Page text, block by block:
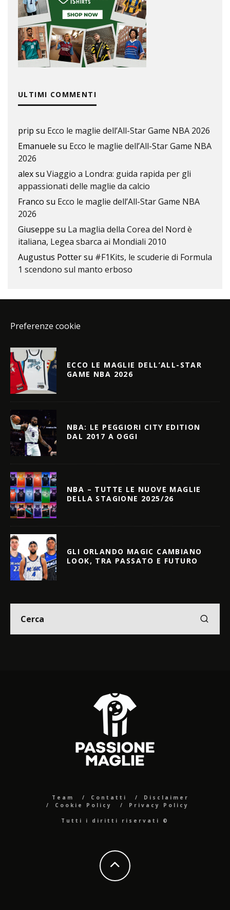
ULTIMI COMMENTI
prip su Ecco le maglie dell’All-Star Game NBA 2026
Emanuele su Ecco le maglie dell’All-Star Game NBA
2026
alexsu Viaggio a Londra: guida rapida per gli
appassionati delle maglie da calcio
Franco su Ecco le maglie dell’All-Star Game NBA
2026
Giuseppe su La maglia della Corea del Nord è
italiana, Legea sbarca ai Mondiali 2010
Augustus Pottersu #F1Kits, le scuderie di Formula
1 scendono sul manto erboso
Preferenze cookie
ECCO LE MAGLIE DELL’ALL-STAR
GAME NBA 2026
NBA: LE PEGGIORI CITY EDITION
DAL 2017 A OGGI
NBA – TUTTE LE NUOVE MAGLIE
DELLA STAGIONE 2025/26
GLI ORLANDO MAGIC CAMBIANO
LOOK, TRA PASSATO E FUTURO
Team Contatti
Disclaimer
Cookie Policy
Privacy Policy
Tutti i diritti riservati ©